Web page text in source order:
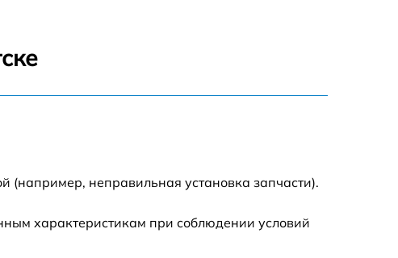
(например, неправильная установка запчасти).
характеристикам при соблюдении условий